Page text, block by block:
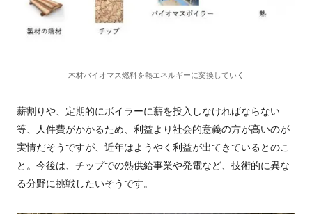
木材バイオマス燃料を熱エネルギーに変換していく
薪割りや、定期的にボイラーに薪を投入しなければならない
等、人件費がかかるため、利益より社会的意義の方が高いのが
実情だそうですが、近年はようやく利益が出てきているとのこ
と。今後は、チップでの熱供給事業や発電など、技術的に異な
る分野に挑戦したいそうです。